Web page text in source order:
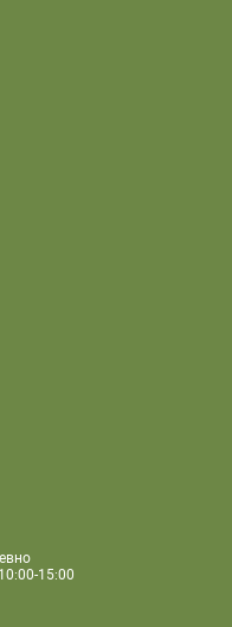
15:00